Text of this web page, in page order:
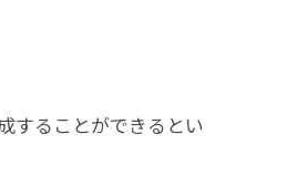
することができるとい